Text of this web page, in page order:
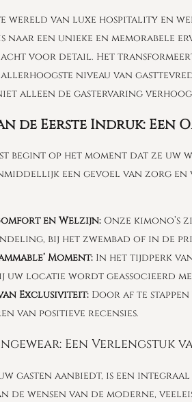
wereld van luxe hospitality en
naar een unieke en
voor detail. Het transformeert
niveau van
alleen de gastervaring
de Eerste Indruk:
begint op het moment dat ze
een gevoel van zorg
en Welzijn: Onze
bij het zwembad of in de
Moment: In het tijdperk
uw locatie wordt geassocieerd
Exclusiviteit: Door af te
van positieve recensies.
Een Verlengstuk
gasten aanbiedt, is een
de wensen van de moderne,